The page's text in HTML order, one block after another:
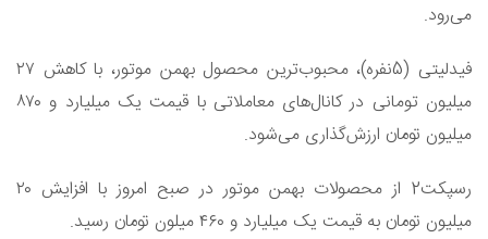
می‌رود.
فیدلیتی (5نفره)، محبوب‌ترین محصول بهمن موتور، با کاهش ۲۷
میلیون تومانی در کانال‌های معاملاتی با قیمت یک میلیارد و ۸۷۰
میلیون تومان ارزش‌گذاری می‌شود.
رسپکت2 از محصولات بهمن موتور در صبح امروز با افزایش ۲۰
میلیون تومان به قیمت یک میلیارد و ۴۶۰ میلون تومان رسید.